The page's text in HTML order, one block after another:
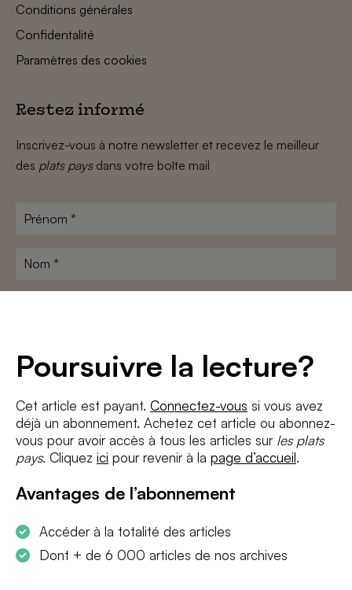
Poursuivre la lecture?
Cet article est payant. Connectez-vous si vous avez
déjà un abonnement. Achetez cet article ou abonnez-
vous pour avoir accès à tous les articles sur les plats
pays. Cliquez ici pour revenir à la page d’accueil.
Avantages de l’abonnement
Accéder à la totalité des articles
Dont + de 6 000 articles de nos archives
Conditions générales
Confidentalité
Paramètres des cookies
Restez informé
Inscrivez-vous à notre newsletter et recevez le meilleur
des plats paysdans votre boîte mail
Prénom
Nom
J'accepte les termes et conditions etla politique de confidentialité
S'INSCRIRE